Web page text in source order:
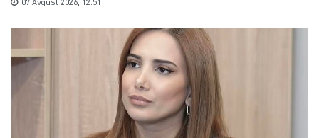
07 Avqust 2026, 12:51